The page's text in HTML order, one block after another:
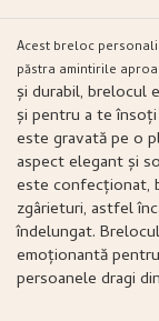
Acest breloc
păstra amintirile
și durabil, brelocul
și pentru a te
este gravată pe o
aspect elegant și
este confecționat,
zgârieturi, astfel
îndelungat.
emoționantă
persoanele dragi